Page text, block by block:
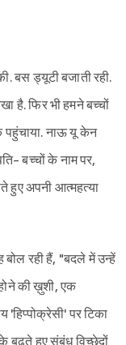
बस ड्यूटी बजाती रही.
है. फिर भी हमने बच्चों
पहुंचाया. नाऊ यू केन
बच्चों के नाम पर,
हुए अपनी आत्महत्या
बोल रही हैं, "बदले में उन्हें
की ख़ुशी, एक
'हिप्पोक्रेसी' पर टिका